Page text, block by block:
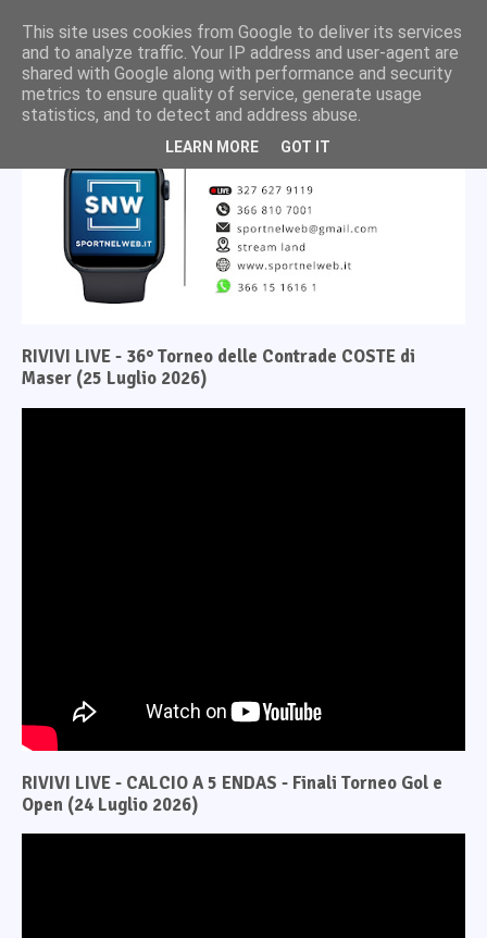
RIVIVI LIVE - 36° Torneo delle Contrade COSTE di
Maser (25 Luglio 2026)
RIVIVI LIVE - CALCIO A 5 ENDAS - Finali Torneo Gol e
Open (24 Luglio 2026)
This site uses cookies from Google to deliver its services
and to analyze traffic. Your IP address and user-agent are
shared with Google along with performance and security
metrics to ensure quality of service, generate usage
statistics, and to detect and address abuse.
LEARN MORE GOT IT